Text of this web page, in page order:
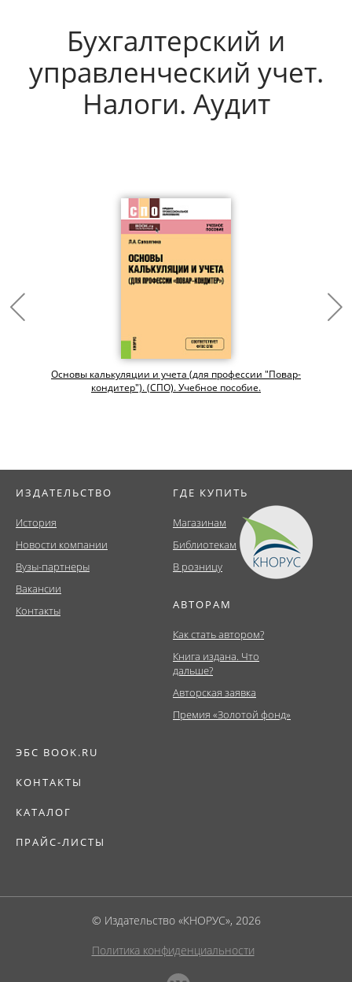
Бухгалтерский и
управленческий учет.
Налоги. Аудит
Основы калькуляции и учета (для профессии "Повар-
кондитер"). (СПО). Учебное пособие.
ИЗДАТЕЛЬСТВО
История
Новости компании
Вузы-партнеры
Вакансии
Контакты
ГДЕ КУПИТЬ
Магазинам
Библиотекам
В розницу
АВТОРАМ
Как стать автором?
Книга издана. Что
дальше?
Авторская заявка
Премия «Золотой фонд»
ЭБС BOOK.RU
КОНТАКТЫ
КАТАЛОГ
ПРАЙС-ЛИСТЫ
© Издательство «КНОРУС», 2026
Политика конфиденциальности